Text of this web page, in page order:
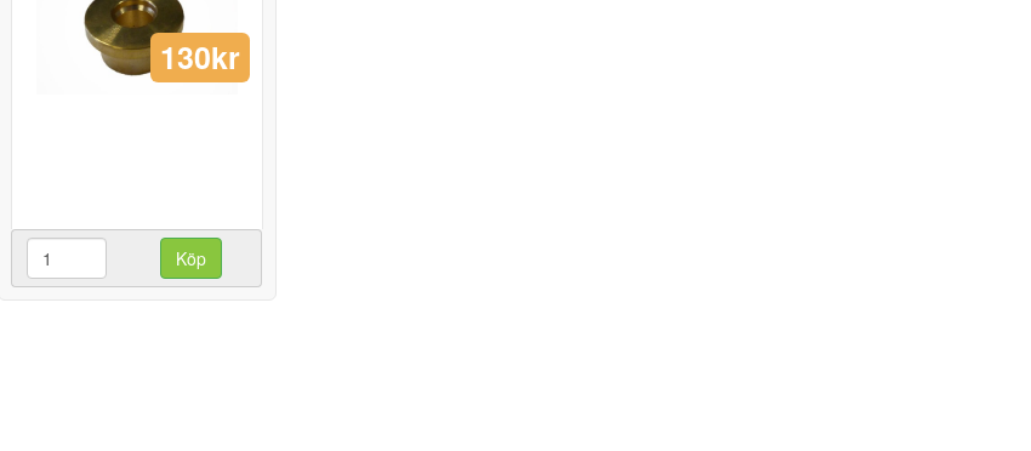
130kr
Köp